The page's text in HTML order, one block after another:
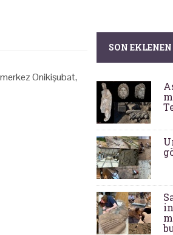
Onikişubat,
SON